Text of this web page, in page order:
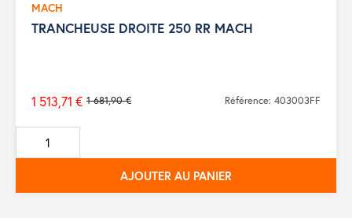
MACH
TRANCHEUSE DROITE 250 RR MACH
Prix
de
base
1 681,90 €
1 513,71 € Référence: 403003FF
AJOUTER AU PANIER